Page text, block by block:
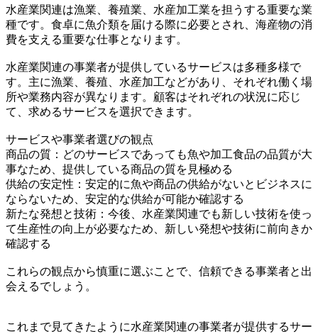
水産業関連は漁業、養殖業、水産加工業を担うする重要な業
種です。食卓に魚介類を届ける際に必要とされ、海産物の消
費を支える重要な仕事となります。
水産業関連の事業者が提供しているサービスは多種多様で
す。主に漁業、養殖、水産加工などがあり、それぞれ働く場
所や業務内容が異なります。顧客はそれぞれの状況に応じ
て、求めるサービスを選択できます。
サービスや事業者選びの観点
商品の質：どのサービスであっても魚や加工食品の品質が大
事なため、提供している商品の質を見極める
供給の安定性：安定的に魚や商品の供給がないとビジネスに
ならないため、安定的な供給が可能か確認する
新たな発想と技術：今後、水産業関連でも新しい技術を使っ
て生産性の向上が必要なため、新しい発想や技術に前向きか
確認する
これらの観点から慎重に選ぶことで、信頼できる事業者と出
会えるでしょう。
これまで見てきたように水産業関連の事業者が提供するサー